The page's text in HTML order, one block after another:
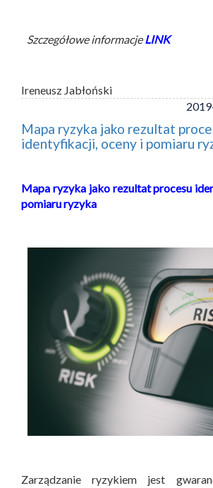
Szczegółowe informacjeLINK
Ireneusz Jabłoński
Mapa ryzyka jako rezultat
identyfikacji, oceny i pomiaru
Mapa ryzyka jako rezultat procesu
pomiaru ryzyka
Zarządzanie ryzykiem jest